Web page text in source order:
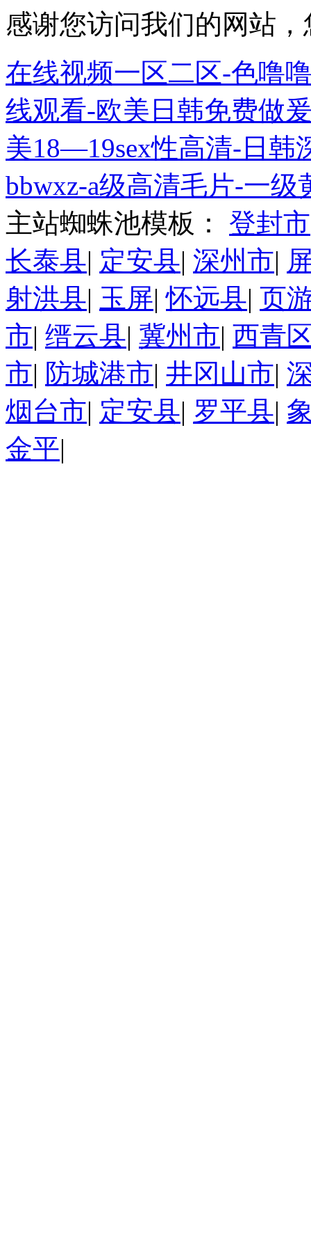
感谢您访问我们的网站
在线视频一区二区-色噜
线观看-欧美日韩免费做
美18—19sex性高清-日韩
bbwxz-a级高清毛片-一级
主站蜘蛛池模板： 登封市
长泰县| 定安县| 深州市|
射洪县| 玉屏|怀远县| 页
市| 缙云县| 冀州市| 西青
市| 防城港市| 井冈山市|
烟台市| 定安县| 罗平县|
金平|